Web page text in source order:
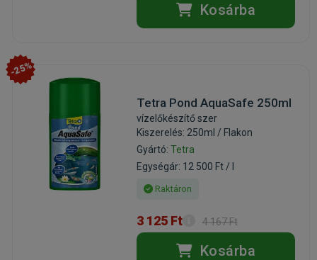
Kosárba
-25%
Tetra Pond AquaSafe 250ml
vízelőkészítő szer
Kiszerelés: 250ml / Flakon
Gyártó: Tetra
Egységár: 12 500 Ft / l
Raktáron
3 125 Ft 4 167 Ft
Kosárba